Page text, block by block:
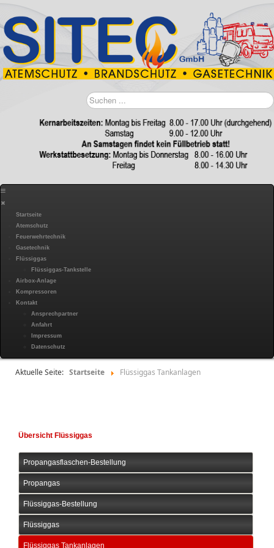
Suchen
...
Startseite
Atemschutz
Feuerwehrtechnik
Gasetechnik
Flüssiggas
Flüssiggas-Tankstelle
Airbox-Anlage
Kompressoren
Kontakt
Ansprechpartner
Anfahrt
Impressum
Datenschutz
Aktuelle Seite: Startseite Flüssiggas Tankanlagen
Übersicht Flüssiggas
Propangasflaschen-Bestellung
Propangas
Flüssiggas-Bestellung
Flüssiggas
Flüssiggas Tankanlagen